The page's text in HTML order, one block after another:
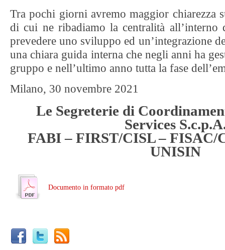
Tra pochi giorni avremo maggior chiarezza
di cui ne ribadiamo la centralità
prevedere uno sviluppo ed un’integrazione
una chiara guida interna che negli anni ha
gruppo e nell’ultimo anno tutta la fase
Milano, 30 novembre 2021
Le Segreterie di
Services
FABI – FIRST/CISL –
UNISIN
Documento in formato pdf